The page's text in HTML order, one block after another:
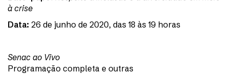
à crise
Data: 26 de junho de 2020, das 18 às 19 horas
Senac ao Vivo
Programação completa e outras